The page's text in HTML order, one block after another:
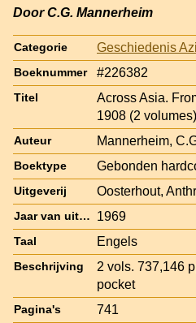
Door C.G. Mannerheim
Categorie Geschiedenis
Boeknummer #226382
Titel
Across Asia.
1908 (2 volumes)
Auteur Mannerheim,
Boektype Gebonden
Uitgeverij Oosterhout,
Jaar van uitgave 1969
Taal Engels
Beschrijving
2 vols. 737,146
pocket
Pagina's 741